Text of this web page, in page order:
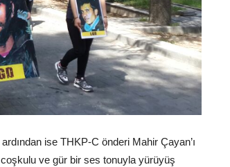
ise THKP-C önderi Mahir Çayan’ı
coşkulu ve gür bir ses tonuyla yürüyüş